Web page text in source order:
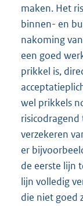
maken. Het
binnen- en
nakoming
een goed
prikkel is,
wel prikkels
verzekeren
er
de eerste lijn
lijn volledig
die niet goed